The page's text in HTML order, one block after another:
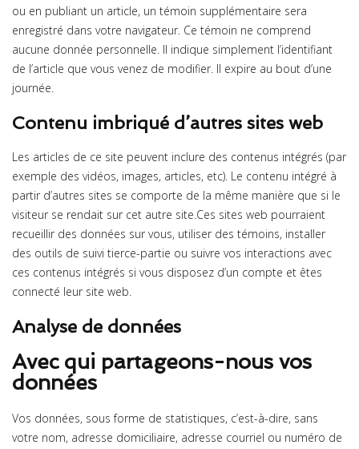
ou en publiant un article, un témoin supplémentaire sera
enregistré dans votre navigateur. Ce témoin ne comprend
aucune donnée personnelle. Il indique simplement l’identifiant
de l’article que vous venez de modifier. Il expire au bout d’une
journée.
Contenu imbriqué d’autres sites web
Les articles de ce site peuvent inclure des contenus intégrés (par
exemple des vidéos, images, articles, etc). Le contenu intégré à
partir d’autres sites se comporte de la même manière que si le
visiteur se rendait sur cet autre site.Ces sites web pourraient
recueillir des données sur vous, utiliser des témoins, installer
des outils de suivi tierce-partie ou suivre vos interactions avec
ces contenus intégrés si vous disposez d’un compte et êtes
connecté leur site web.
Analyse de données
Avec qui partageons-nous vos
données
Vos données, sous forme de statistiques, c’est-à-dire, sans
votre nom, adresse domiciliaire, adresse courriel ou numéro de